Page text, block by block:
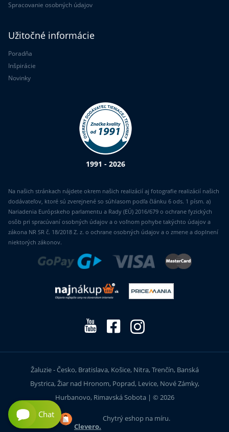
Spracovanie osobných údajov
Užitočné informácie
Poradňa
Inšpirácie
Novinky
1991 - 2026
Na našich stránkach nájdete okrem našich realizácií aj fotografie realizácií našich
dodávateľov, ktoré sú zverejnené so súhlasom podľa článku 6 ods. 1 písm. a)
Nariadenia Európskeho parlamentu a Rady (EÚ) 2016/679 o ochrane fyzických
osôb pri spracúvaní osobných údajov a o voľnom pohybe takýchto údajov a
zákona NR SR č. 18/2018 Z. z. o ochrane osobných údajov a o zmene a doplnení
niektorých zákonov.
Žaluzie - Česko, Bratislava, Košice, Nitra, Trenčín, Banská
Bystrica, Žiar nad Hronom, Poprad, Levice, Nové Zámky,
Hurbanovo, Rimavská Sobota | © 2026
Clevero.
Chytrý eshop na míru.
Chat